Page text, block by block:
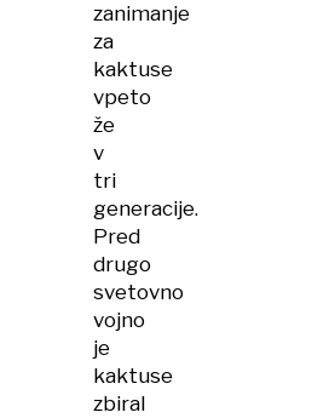
zanimanje
za
kaktuse
vpeto
že
v
tri
generacije.
Pred
drugo
svetovno
vojno
je
kaktuse
zbiral